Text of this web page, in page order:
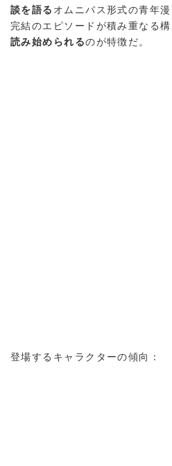
談を語る オムニバス形式の青年
完結のエピソードが積み重なる構
読み始められるのが特徴だ。
登場するキャラクターの傾向：